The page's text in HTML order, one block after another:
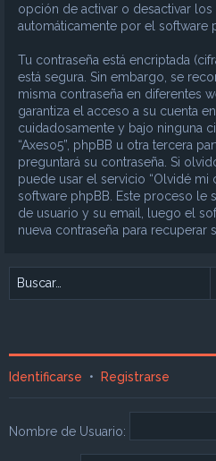
opción de activar o desactivar
automáticamente por el software
Tu contraseña está encriptada
está segura. Sin embargo, se
misma contraseña en diferentes
garantiza el acceso a su cuenta
cuidadosamente y bajo ninguna
“Axeso5”, phpBB u otra tercera
preguntará su contraseña. Si
puede usar el servicio “Olvidé mi
software phpBB. Este proceso le
de usuario y su email, luego el
nueva contraseña para recuperar
Identificarse • Registrarse
Nombre de Usuario: